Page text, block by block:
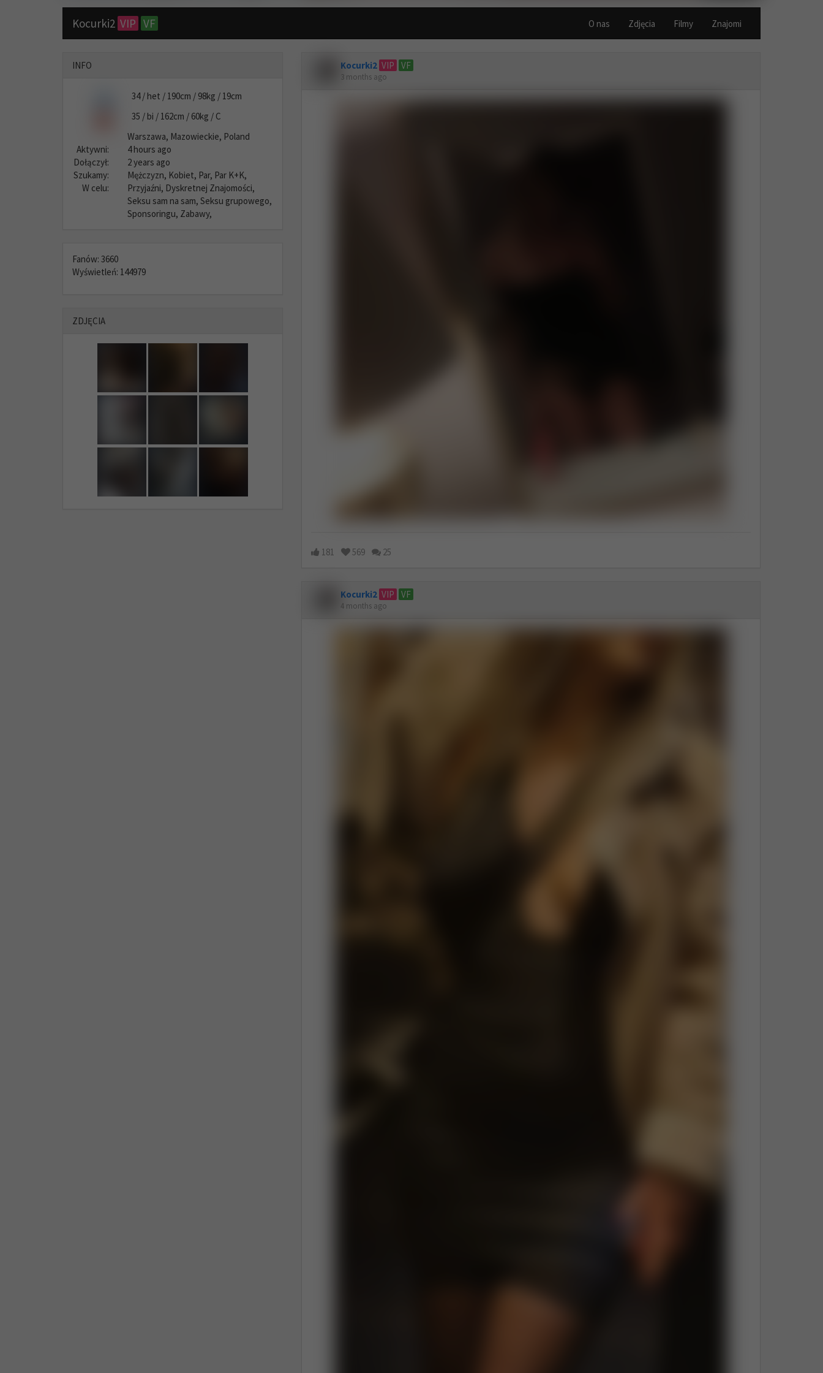
Kocurki2 VIP VF O nas Zdjęcia Filmy Znajomi
INFO
34 / het / 190cm / 98kg / 19cm
35 / bi / 162cm / 60kg / C
Warszawa, Mazowieckie, Poland
Aktywni:
4 hours ago
Dołączył:
2 years ago
Szukamy:
Mężczyzn, Kobiet, Par, Par K+K,
W celu:
Przyjaźni, Dyskretnej Znajomości,
Seksu sam na sam, Seksu grupowego,
Sponsoringu, Zabawy,
Fanów: 3660
Wyświetleń: 144979
ZDJĘCIA
Kocurki2 VIP VF
3 months ago
181 569 25
Kocurki2 VIP VF
4 months ago